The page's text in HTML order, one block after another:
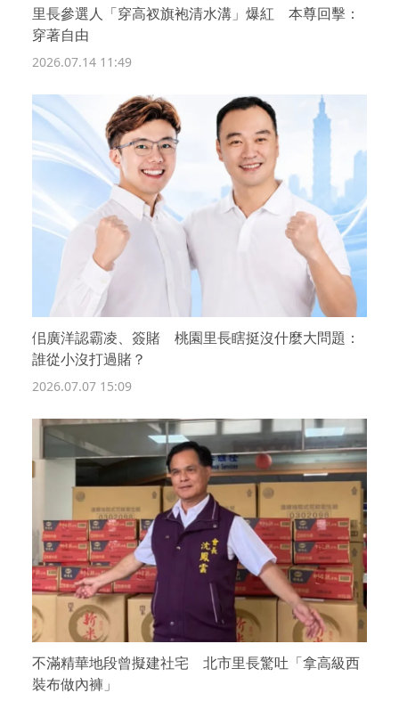
里長參選人「穿高衩旗袍清水溝」爆紅 本尊回擊：
穿著自由
2026.07.14 11:49
佀廣洋認霸凌、簽賭 桃園里長瞎挺沒什麼大問題：
誰從小沒打過賭？
2026.07.07 15:09
不滿精華地段曾擬建社宅 北市里長驚吐「拿高級西
裝布做內褲」